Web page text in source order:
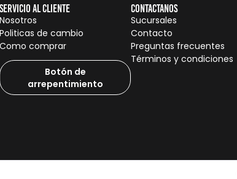
Servicio al cliente
Nosotros
Politicas de cambio
Como comprar
Botón de
arrepentimiento
Contactanos
Sucursales
Contacto
Preguntas frecuentes
Términos y condiciones